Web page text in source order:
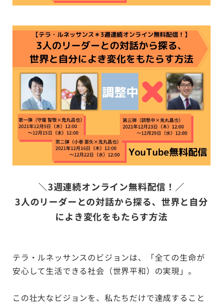
＼3週連続オンライン無料配信！／
3人のリーダーとの対話から探る、世界と自分
によき変化をもたらす方法
テラ・ルネッサンスのビジョンは、「全ての生命が
安心して生活できる社会（世界平和）の実現」。
この壮大なビジョンを、私たちだけで達成すること